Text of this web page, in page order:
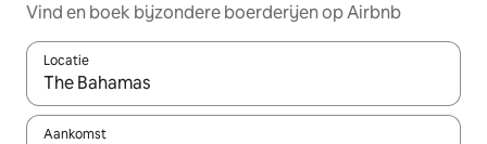
Vind en boek bijzondere boerderijen op Airbnb
Locatie
Wanneer er resultaten beschikbaar zijn, maak je een keuze
Aankomst